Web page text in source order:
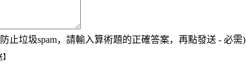
防止垃圾spam，請輸入算術題的正確答案，再點發送 - 必需)